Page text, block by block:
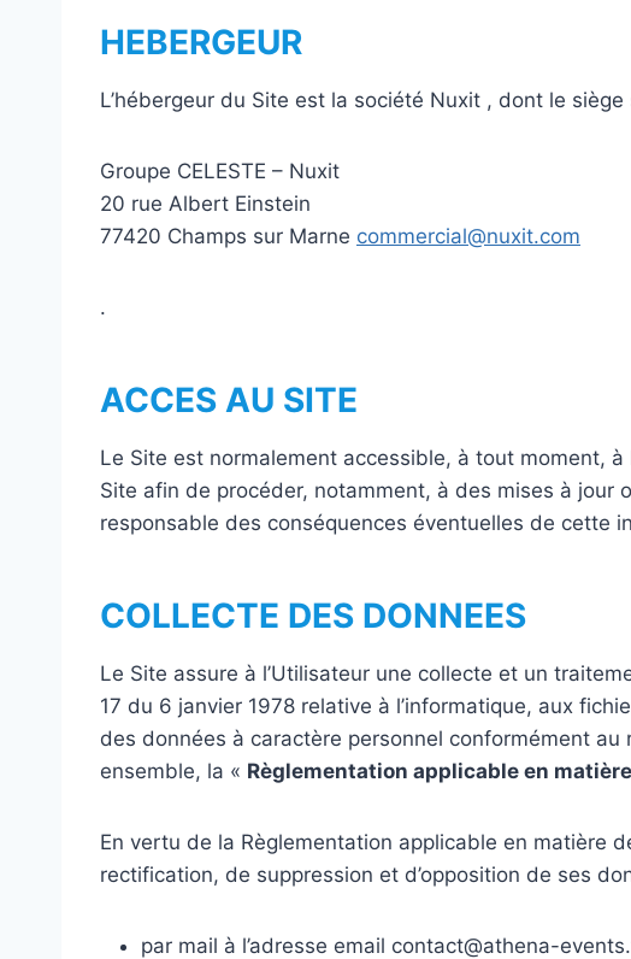
HEBERGEUR
L’hébergeur du Site est la société Nuxit , dont le
Groupe CELESTE – Nuxit
20 rue Albert Einstein
77420 Champs sur Marne commercial@nuxit.com
.
ACCES AU SITE
Le Site est normalement accessible, à tout moment,
Site afin de procéder, notamment, à des mises à jour
responsable des conséquences éventuelles de cette
COLLECTE DES DONNEES
Le Site assure à l’Utilisateur une collecte et un
17 du 6 janvier 1978 relative à l’informatique, aux
des données à caractère personnel conformément
ensemble, la « Règlementation applicable en
En vertu de la Règlementation applicable en matière
rectification, de suppression et d’opposition de ses
par mail à l’adresse email contact@athena-